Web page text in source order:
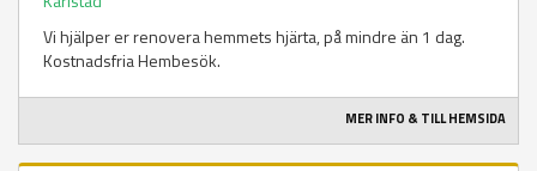
Vi hjälper er renovera hemmets hjärta, på mindre än 1 dag.
Kostnadsfria Hembesök.
MER INFO & TILL HEMSIDA